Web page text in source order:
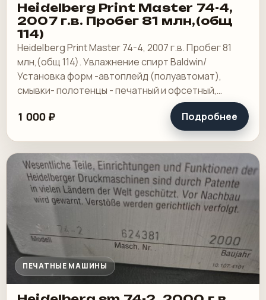
Heidelberg Print Master 74-4,
2007 г.в. Пробег 81 млн,(общ
114)
Heidelberg Print Master 74-4, 2007 г.в. Пробег 81
млн,(общ 114). Увлажнение спирт Baldwin/
Установка форм -автоплейд (полуавтомат),
смывки- полотенцы - печатный и офсетный,
выносной пульт ClassicCenter -PM74 - краски и.
1 000 ₽ Подробнее
ПЕЧАТНЫЕ МАШИНЫ